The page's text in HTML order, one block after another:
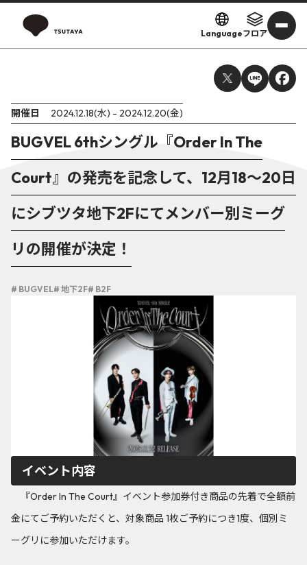
Languageフロア
開催日 2024.12.18(水) - 2024.12.20(金)
BUGVEL 6thシングル『Order In The
Court』の発売を記念して、12月18～20日
にシブツタ地下2Fにてメンバー別ミーグ
リの開催が決定！
# BUGVEL# 地下2F# B2F
イベント内容
『Order In The Court』イベント参加券付き商品の先着で全額前
金にてご予約いただくと、対象商品 1枚ご予約につき1度、個別ミ
ーグリに参加いただけます。